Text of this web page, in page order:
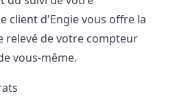
client d'Engie vous offre la
relevé de votre compteur
vous-même.